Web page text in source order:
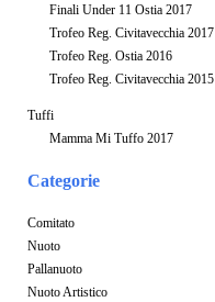
Finali Under 11 Ostia 2017
Trofeo Reg. Civitavecchia 2017
Trofeo Reg. Ostia 2016
Trofeo Reg. Civitavecchia 2015
Tuffi
Mamma Mi Tuffo 2017
Categorie
Comitato
Nuoto
Pallanuoto
Nuoto Artistico